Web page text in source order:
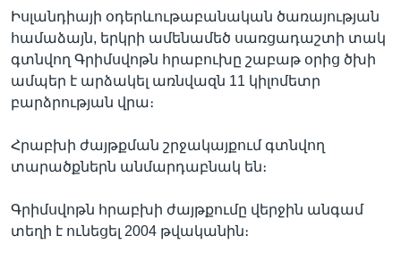
Իսլանդիայի օդերևութաբանական ծառայության
համաձայն, երկրի ամենամեծ սառցադաշտի տակ
գտնվող Գրիմսվոթն հրաբուխը շաբաթ օրից ծխի
ամպեր է արձակել առնվազն 11 կիլոմետր
բարձրության վրա։
Հրաբխի ժայթքման շրջակայքում գտնվող
տարածքներն անմարդաբնակ են։
Գրիմսվոթն հրաբխի ժայթքումը վերջին անգամ
տեղի է ունեցել 2004 թվականին։